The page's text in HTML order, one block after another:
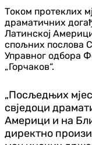
Током протеклих
драматичних
Латинској
спољних послова
Управног одбора
„Горчаков“.
„Посљедњих
свједоци
Америци и на
директно